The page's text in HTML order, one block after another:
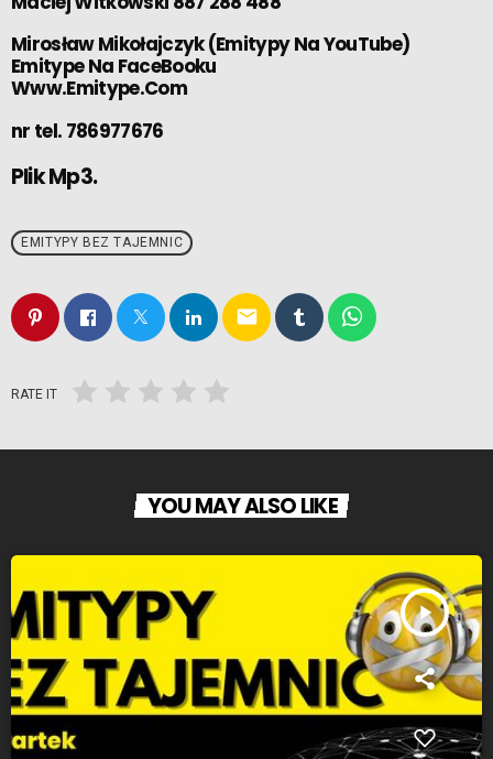
Mirosław Mikołajczyk(Emitypy Na YouTube)
Emitype Na FaceBooku
Www.Emitype.Com
nr tel. 786977676
Plik Mp3.
EMITYPY BEZ TAJEMNIC
email
RATE IT
YOU MAY ALSO LIKE
play_arrow